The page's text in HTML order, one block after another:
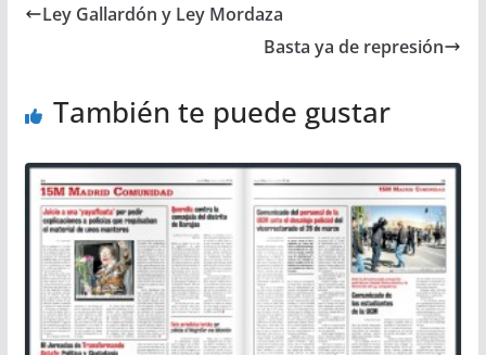
Ley Gallardón y Ley Mordaza
Basta ya de represión
También te puede gustar